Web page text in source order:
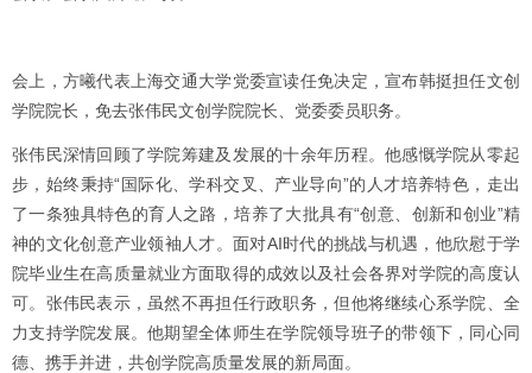
会上，方曦代表上海交通大学党委宣读任免决定，宣布韩挺担任文创
学院院长，免去张伟民文创学院院长、党委委员职务。
张伟民深情回顾了学院筹建及发展的十余年历程。他感慨学院从零起
步，始终秉持“国际化、学科交叉、产业导向”的人才培养特色，走出
了一条独具特色的育人之路，培养了大批具有“创意、创新和创业”精
神的文化创意产业领袖人才。面对AI时代的挑战与机遇，他欣慰于学
院毕业生在高质量就业方面取得的成效以及社会各界对学院的高度认
可。张伟民表示，虽然不再担任行政职务，但他将继续心系学院、全
力支持学院发展。他期望全体师生在学院领导班子的带领下，同心同
德、携手并进，共创学院高质量发展的新局面。